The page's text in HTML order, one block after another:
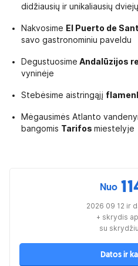
didžiausių ir unikaliausių
Nakvosime El Puerto de
savo gastronominiu paveldu
Degustuosime Andalūzijos
vyninėje
Stebėsime aistringąjį
Mėgausimės Atlanto
bangomis Tarifos miestelyje
Nuo
2026 09 12 ir
+ skrydis
su
Datos ir